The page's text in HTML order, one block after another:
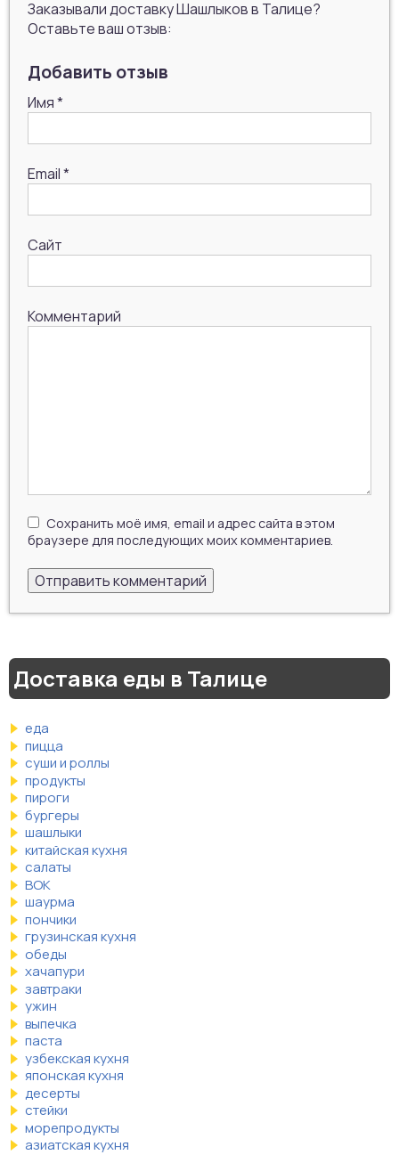
Заказывали доставку Шашлыков в Талице?
Оставьте ваш отзыв:
Добавить отзыв
Имя*
Email*
Сайт
Комментарий
Сохранить моё имя, email и адрес сайта в этом
браузере для последующих моих комментариев.
Доставка еды в Талице
еда
пицца
суши и роллы
продукты
пироги
бургеры
шашлыки
китайская кухня
салаты
ВОК
шаурма
пончики
грузинская кухня
обеды
хачапури
завтраки
ужин
выпечка
паста
узбекская кухня
японская кухня
десерты
стейки
морепродукты
азиатская кухня